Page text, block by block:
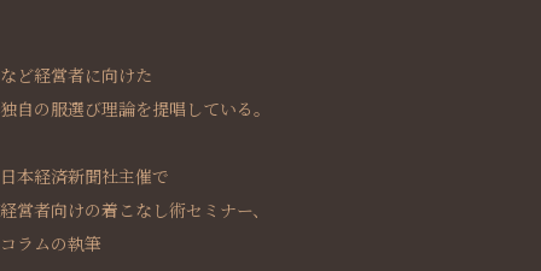
など経営者に向けた
独自の服選び理論を提唱している。
日本経済新聞社主催で
経営者向けの着こなし術セミナー、
コラムの執筆